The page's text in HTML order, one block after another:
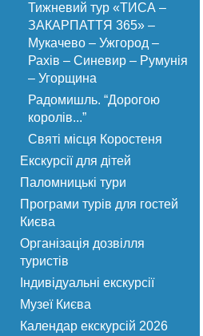
Тижневий тур «ТИСА –
ЗАКАРПАТТЯ 365» –
Мукачево – Ужгород –
Рахів – Синевир – Румунія
– Угорщина
Радомишль. “Дорогою
королів...”
Святі місця Коростеня
Екскурсії для дітей
Паломницькі тури
Програми турів для гостей
Києва
Організація дозвілля
туристів
Індивідуальні екскурсії
Музеї Києва
Календар екскурсій 2026